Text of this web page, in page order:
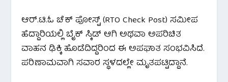
ಆರ್.ಟಿ.ಓ ಚೆಕ್ ಪೋಸ್ಟ್ (RTO Check Post) ಸಮೀಪ
ಹೆದ್ದಾರಿಯಲ್ಲಿ ಬೈಕ್ ಸ್ಕಿಡ್ ಆಗಿ ಅಥವಾ ಅಪರಿಚಿತ
ವಾಹನ ಢಿಕ್ಕಿ ಹೊಡೆದಿದ್ದರಿಂದ ಈ ಅಪಘಾತ ಸಂಭವಿಸಿದೆ.
ಪರಿಣಾಮವಾಗಿ ಸವಾರ ಸ್ಥಳದಲ್ಲೇ ಮೃತಪಟ್ಟಿದ್ದಾನೆ.